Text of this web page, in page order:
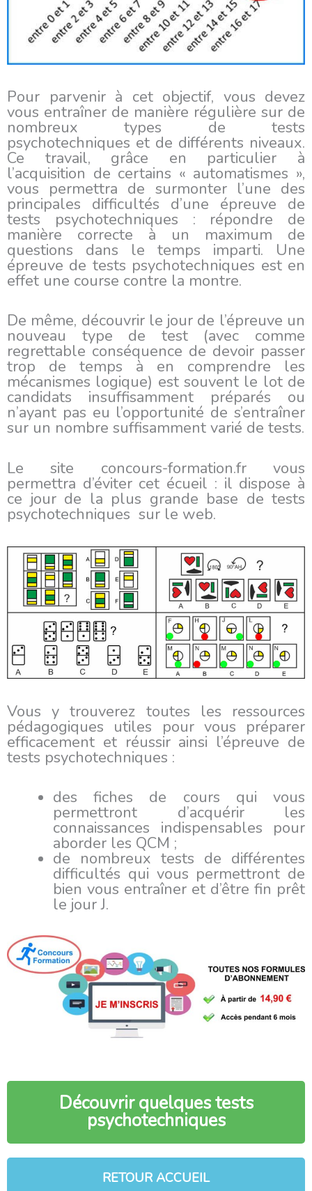
Pour parvenir à cet objectif, vous devez
vous entraîner de manière régulière sur de
nombreux types de tests
psychotechniques et de différents niveaux.
Ce travail, grâce en particulier à
l’acquisition de certains « automatismes »,
vous permettra de surmonter l’une des
principales difficultés d’une épreuve de
tests psychotechniques : répondre de
manière correcte à un maximum de
questions dans le temps imparti. Une
épreuve de tests psychotechniques est en
effet une course contre la montre.
De même, découvrir le jour de l’épreuve un
nouveau type de test (avec comme
regrettable conséquence de devoir passer
trop de temps à en comprendre les
mécanismes logique) est souvent le lot de
candidats insuffisamment préparés ou
n’ayant pas eu l’opportunité de s’entraîner
sur un nombre suffisamment varié de tests.
Le site concours-formation.fr vous
permettra d’éviter cet écueil : il dispose à
ce jour de la plus grande base de tests
psychotechniques sur le web.
Vous y trouverez toutes les ressources
pédagogiques utiles pour vous préparer
efficacement et réussir ainsi l’épreuve de
tests psychotechniques :
des fiches de cours qui vous
permettront d’acquérir les
connaissances indispensables pour
aborder les QCM ;
de nombreux tests de différentes
difficultés qui vous permettront de
bien vous entraîner et d’être fin prêt
le jour J.
Découvrir quelques tests
psychotechniques
RETOUR ACCUEIL